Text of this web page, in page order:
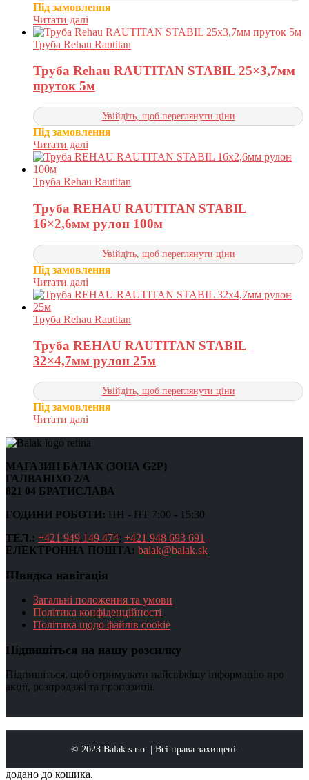
Під замовлення
Читати далі
Труба Rehau Rautitan
Труба Rehau RAUTITAN STABIL 25×3,7мм
пруток 5м
Увійдіть, щоб переглянути ціни
Під замовлення
Читати далі
Труба Rehau Rautitan
Труба REHAU RAUTITAN STABIL
16×2,6мм рулон 100м
Увійдіть, щоб переглянути ціни
Під замовлення
Читати далі
Труба Rehau Rautitan
Труба REHAU RAUTITAN STABIL
32×4,7мм рулон 25м
Увійдіть, щоб переглянути ціни
Під замовлення
Читати далі
МАГАЗИН БАЛАК (ЗОНА G2P)
ГАЛВАНІХО 2/А
821 04 БРАТИСЛАВА
ГОДИНИ РОБОТИ: ПН - ПТ 7:00 - 15:30
ТЕЛ.: +421 949 149 474; +421 948 693 691
ЕЛЕКТРОННА ПОШТА: balak@balak.sk
Швидка навігація
Загальні положення та умови
Політика конфіденційності
Політика щодо файлів cookie
Підпишіться на нашу розсилку
Підпишіться, щоб отримувати найсвіжішу інформацію про
акції, розпродажі та пропозиції.
© 2023 Balak s.r.o. | Всі права захищені.
додано до кошика.